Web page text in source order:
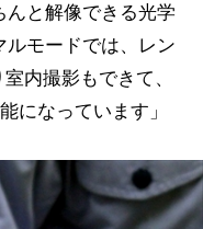
んと解像できる光学
モードでは、レン
内撮影もできて、
になっています」